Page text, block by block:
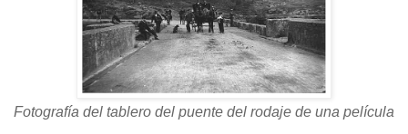
Fotografía del tablero del puente del rodaje de una película